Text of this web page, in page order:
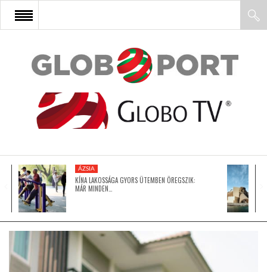
FŐOLDAL
AFRIKA
ÁZSIA
LATIN-AMERIKA
ÁZSIA
KÍNA LAKOSSÁGA GYORS ÜTEMBEN ÖREGSZIK:
MÁR MINDEN…